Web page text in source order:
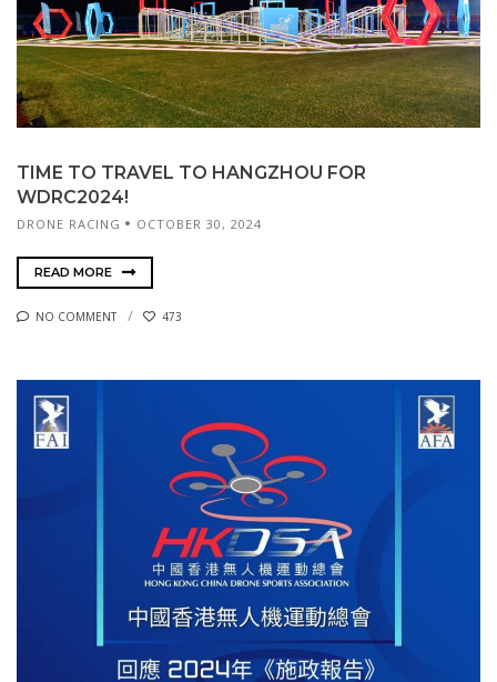
TIME TO TRAVEL TO HANGZHOU FOR
WDRC2024!
DRONE RACING OCTOBER 30, 2024
READ MORE
NO COMMENT 473